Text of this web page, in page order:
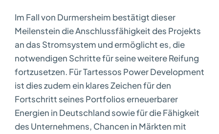
Im Fall von Durmersheim bestätigt dieser
Meilenstein die Anschlussfähigkeit des Projekts
an das Stromsystem und ermöglicht es, die
notwendigen Schritte für seine weitere Reifung
fortzusetzen. Für Tartessos Power Development
ist dies zudem ein klares Zeichen für den
Fortschritt seines Portfolios erneuerbarer
Energien in Deutschland sowie für die Fähigkeit
des Unternehmens, Chancen in Märkten mit